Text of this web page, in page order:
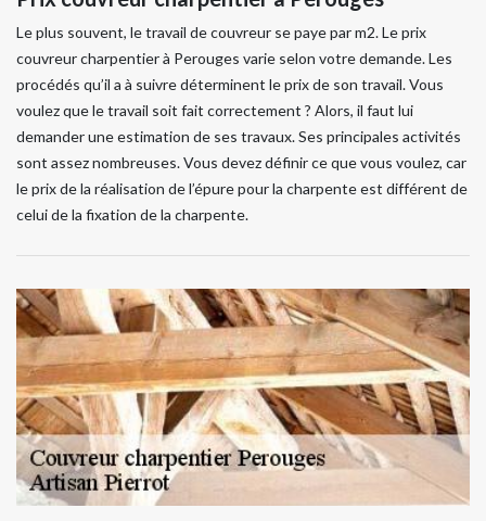
Le plus souvent, le travail de couvreur se paye par m2. Le prix
couvreur charpentier à Perouges varie selon votre demande. Les
procédés qu’il a à suivre déterminent le prix de son travail. Vous
voulez que le travail soit fait correctement ? Alors, il faut lui
demander une estimation de ses travaux. Ses principales activités
sont assez nombreuses. Vous devez définir ce que vous voulez, car
le prix de la réalisation de l’épure pour la charpente est différent de
celui de la fixation de la charpente.